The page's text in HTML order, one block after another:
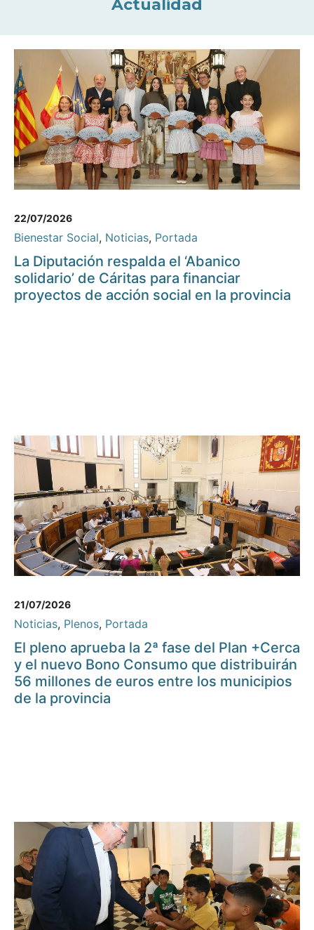
Actualidad
22/07/2026
Bienestar Social, Noticias, Portada
La Diputación respalda el ‘Abanico
solidario’ de Cáritas para financiar
proyectos de acción social en la provincia
21/07/2026
Noticias, Plenos, Portada
El pleno aprueba la 2ª fase del Plan +Cerca
y el nuevo Bono Consumo que distribuirán
56 millones de euros entre los municipios
de la provincia